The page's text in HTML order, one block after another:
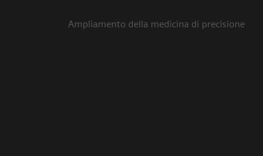
Ampliamento della medicina di precisione